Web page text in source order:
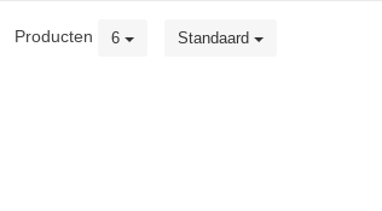
Producten 6 Standaard